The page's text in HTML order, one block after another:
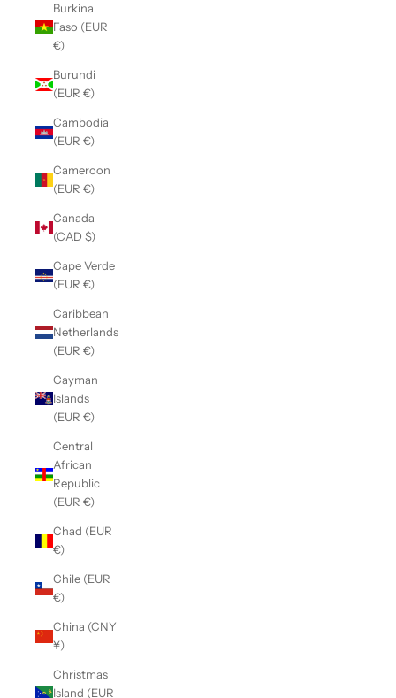
Burkina
Faso (EUR
€)
Burundi
(EUR €)
Cambodia
(EUR €)
Cameroon
(EUR €)
Canada
(CAD $)
Cape Verde
(EUR €)
Caribbean
Netherlands
(EUR €)
Cayman
Islands
(EUR €)
Central
African
Republic
(EUR €)
Chad (EUR
€)
Chile (EUR
€)
China (CNY
¥)
Christmas
Island (EUR